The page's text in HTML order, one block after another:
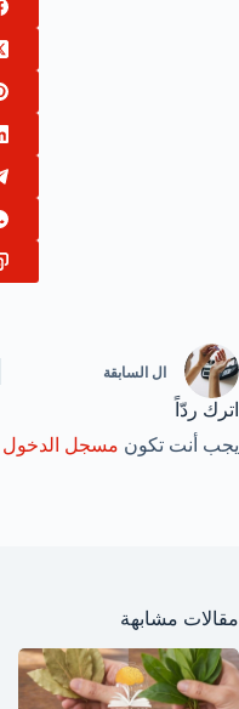
ال السابقة
اترك ردّاً
يجب أنت تكون مسجل الدخول
مقالات مشابهة